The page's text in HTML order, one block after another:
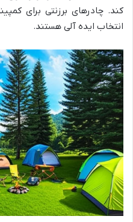
کند. چادرهای برزنتی برای
انتخاب ایده آلی هستند.